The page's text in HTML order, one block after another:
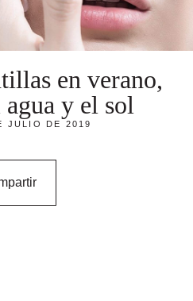
en verano,
y el sol
JULIO DE 2019